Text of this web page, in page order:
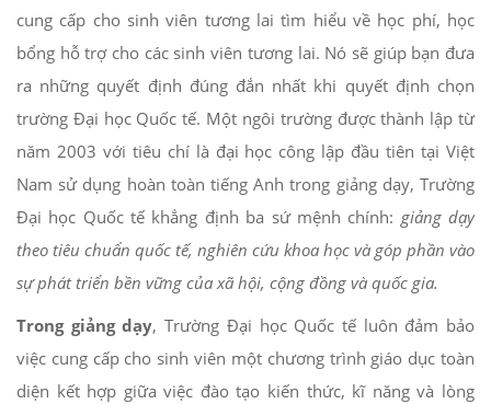
cung cấp cho sinh viên tương lai tìm hiểu về học phí, học
bổng hỗ trợ cho các sinh viên tương lai. Nó sẽ giúp bạn đưa
ra những quyết định đúng đắn nhất khi quyết định chọn
trường Đại học Quốc tế. Một ngôi trường được thành lập từ
năm 2003 với tiêu chí là đại học công lập đầu tiên tại Việt
Nam sử dụng hoàn toàn tiếng Anh trong giảng dạy, Trường
Đại học Quốc tế khẳng định ba sứ mệnh chính: giảng dạy
theo tiêu chuẩn quốc tế, nghiên cứu khoa học và góp phần vào
sự phát triển bền vững của xã hội, cộng đồng và quốc gia.
Trong giảng dạy, Trường Đại học Quốc tế luôn đảm bảo
việc cung cấp cho sinh viên một chương trình giáo dục toàn
diện kết hợp giữa việc đào tạo kiến thức, kĩ năng và lòng